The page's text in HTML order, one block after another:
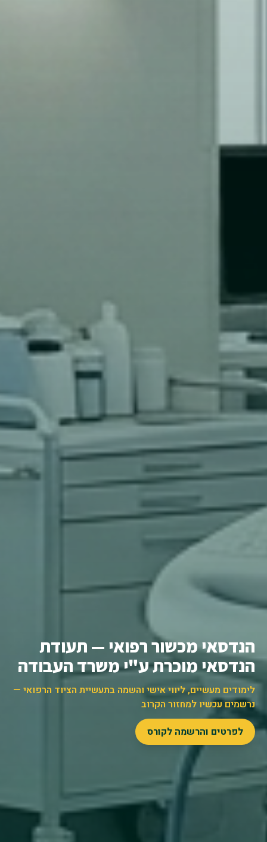
הנדסאי מכשור רפואי — תעודת
הנדסאי מוכרת ע"י משרד העבודה
לימודים מעשיים, ליווי אישי והשמה בתעשיית הציוד הרפואי —
נרשמים עכשיו למחזור הקרוב
לפרטים והרשמה לקורס